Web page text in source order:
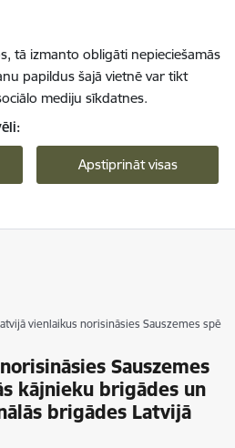
tā izmanto obligāti nepieciešamās
papildus šajā vietnē var tikt
mediju sīkdatnes.
Apstiprināt visas
vienlaikus norisināsies Sauszemes
Sauszemes
kājnieku brigādes un
brigādes Latvijā